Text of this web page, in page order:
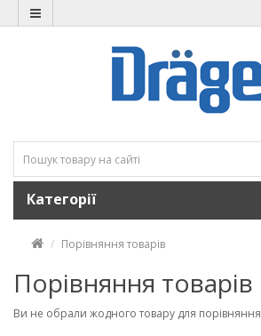
Категорії
Порівняння товарів
Порівняння товарів
Ви не обрали жодного товару для порівняння